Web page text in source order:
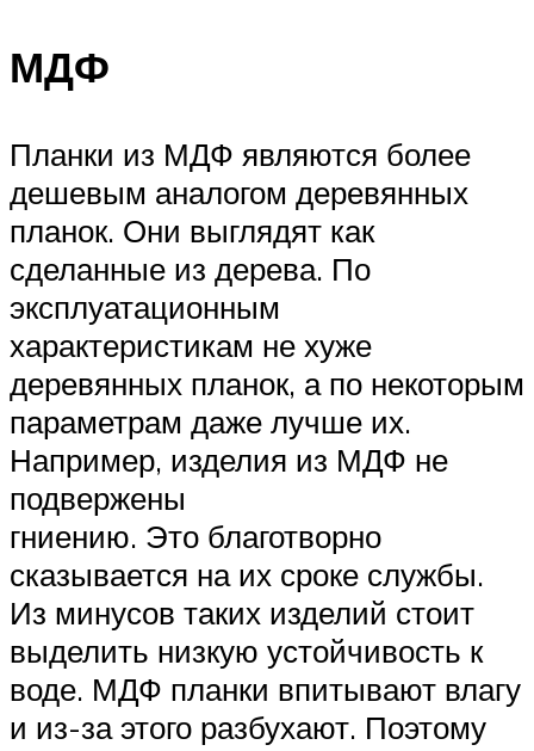
МДФ
Планки из МДФ являются более
дешевым аналогом деревянных
планок. Они выглядят как
сделанные из дерева. По
эксплуатационным
характеристикам не хуже
деревянных планок, а по некоторым
параметрам даже лучше их.
Например, изделия из МДФ не
подвержены
гниению. Это благотворно
сказывается на их сроке службы.
Из минусов таких изделий стоит
выделить низкую устойчивость к
воде. МДФ планки впитывают влагу
и из-за этого разбухают. Поэтому